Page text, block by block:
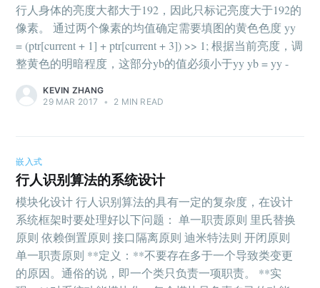
行人身体的亮度大都大于192，因此只标记亮度大于192的
像素。 通过两个像素的均值确定需要填图的黄色色度 yy
= (ptr[current + 1] + ptr[current + 3]) >> 1; 根据当前亮度，调
整黄色的明暗程度，这部分yb的值必须小于yy yb = yy -
KEVIN ZHANG
29 MAR 2017
• 2 MIN READ
嵌入式
行人识别算法的系统设计
模块化设计 行人识别算法的具有一定的复杂度，在设计
系统框架时要处理好以下问题： 单一职责原则 里氏替换
原则 依赖倒置原则 接口隔离原则 迪米特法则 开闭原则
单一职责原则 **定义：**不要存在多于一个导致类变更
的原因。通俗的说，即一个类只负责一项职责。 **实